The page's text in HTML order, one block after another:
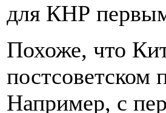
для КНР
Похоже, что
постсоветском
Например, с